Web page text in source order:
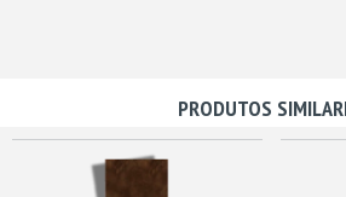
PRODUTOS